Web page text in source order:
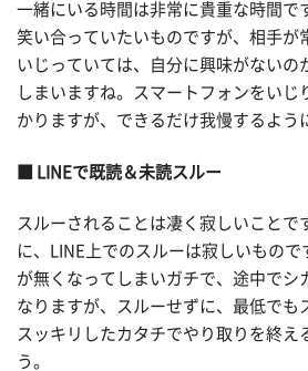
一緒にいる時間は非常に貴重な時間で
笑い合っていたいものですが、相手が
いじっていては、自分に興味がないの
しまいますね。スマートフォンをいじ
かりますが、できるだけ我慢するよう
■ LINEで既読＆未読スルー
スルーされることは凄く寂しいことで
に、LINE上でのスルーは寂しいもので
が無くなってしまいガチで、途中でシ
なりますが、スルーせずに、最低でも
スッキリしたカタチでやり取りを終え
う。